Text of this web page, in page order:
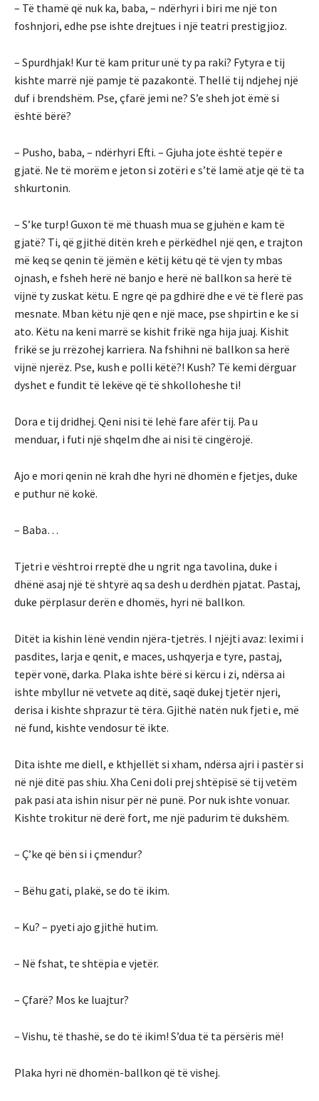
– Të thamë që nuk ka, baba, – ndërhyri i biri me një ton
foshnjori, edhe pse ishte drejtues i një teatri prestigjioz.
– Spurdhjak! Kur të kam pritur unë ty pa raki? Fytyra e tij
kishte marrë një pamje të pazakontë. Thellë tij ndjehej një
duf i brendshëm. Pse, çfarë jemi ne? S’e sheh jot ëmë si
është bërë?
– Pusho, baba, – ndërhyri Efti. – Gjuha jote është tepër e
gjatë. Ne të morëm e jeton si zotëri e s’të lamë atje që të ta
shkurtonin.
– S’ke turp! Guxon të më thuash mua se gjuhën e kam të
gjatë? Ti, që gjithë ditën kreh e përkëdhel një qen, e trajton
më keq se qenin të jëmën e këtij këtu që të vjen ty mbas
ojnash, e fsheh herë në banjo e herë në ballkon sa herë të
vijnë ty zuskat këtu. E ngre që pa gdhirë dhe e vë të flerë pas
mesnate. Mban këtu një qen e një mace, pse shpirtin e ke si
ato. Këtu na keni marrë se kishit frikë nga hija juaj. Kishit
frikë se ju rrëzohej karriera. Na fshihni në ballkon sa herë
vijnë njerëz. Pse, kush e polli këtë?! Kush? Të kemi dërguar
dyshet e fundit të lekëve që të shkolloheshe ti!
Dora e tij dridhej. Qeni nisi të lehë fare afër tij. Pa u
menduar, i futi një shqelm dhe ai nisi të cingërojë.
Ajo e mori qenin në krah dhe hyri në dhomën e fjetjes, duke
e puthur në kokë.
– Baba…
Tjetri e vështroi rreptë dhe u ngrit nga tavolina, duke i
dhënë asaj një të shtyrë aq sa desh u derdhën pjatat. Pastaj,
duke përplasur derën e dhomës, hyri në ballkon.
Ditët ia kishin lënë vendin njëra-tjetrës. I njëjti avaz: leximi i
pasdites, larja e qenit, e maces, ushqyerja e tyre, pastaj,
tepër vonë, darka. Plaka ishte bërë si kërcu i zi, ndërsa ai
ishte mbyllur në vetvete aq ditë, saqë dukej tjetër njeri,
derisa i kishte shprazur të tëra. Gjithë natën nuk fjeti e, më
në fund, kishte vendosur të ikte.
Dita ishte me diell, e kthjellët si xham, ndërsa ajri i pastër si
në një ditë pas shiu. Xha Ceni doli prej shtëpisë së tij vetëm
pak pasi ata ishin nisur për në punë. Por nuk ishte vonuar.
Kishte trokitur në derë fort, me një padurim të dukshëm.
– Ç’ke që bën si i çmendur?
– Bëhu gati, plakë, se do të ikim.
– Ku? – pyeti ajo gjithë hutim.
– Në fshat, te shtëpia e vjetër.
– Çfarë? Mos ke luajtur?
– Vishu, të thashë, se do të ikim! S’dua të ta përsëris më!
Plaka hyri në dhomën-ballkon që të vishej.